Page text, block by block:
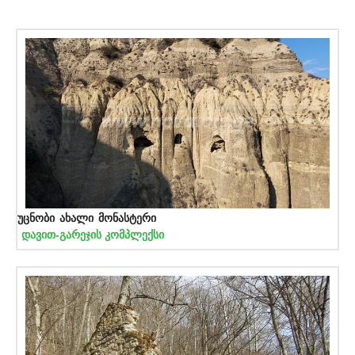
უცნობი ახალი მონასტერი
დავით-გარეჯის კომპლექსი